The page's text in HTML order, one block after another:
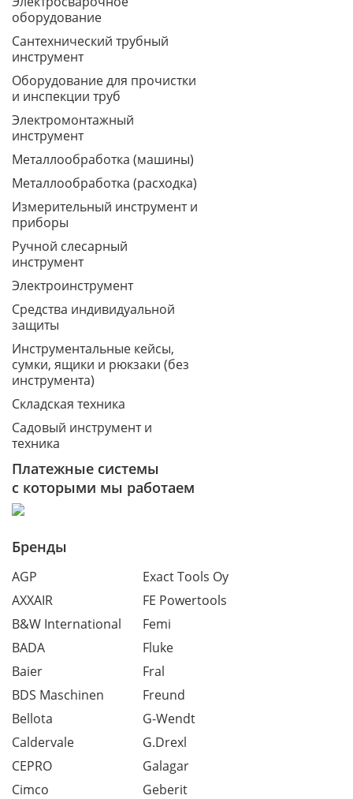
оборудование
Сантехнический трубный
инструмент
Оборудование для прочистки
и инспекции труб
Электромонтажный
инструмент
Металлообработка (машины)
Металлообработка (расходка)
Измерительный инструмент и
приборы
Ручной слесарный
инструмент
Электроинструмент
Средства индивидуальной
защиты
Инструментальные кейсы,
сумки, ящики и рюкзаки (без
инструмента)
Складская техника
Садовый инструмент и
техника
Платежные системы
с которыми мы работаем
Бренды
AGP
AXXAIR
B&W International
BADA
Baier
BDS Maschinen
Bellota
Caldervale
CEPRO
Cimco
Exact Tools Oy
FE Powertools
Femi
Fluke
Fral
Freund
G-Wendt
G.Drexl
Galagar
Geberit